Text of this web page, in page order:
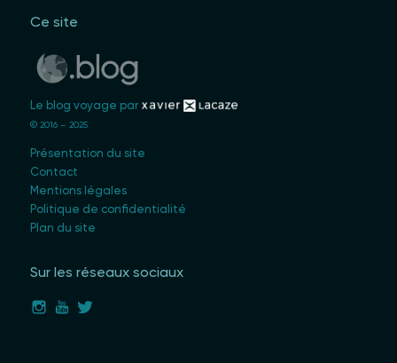
Ce site
Le blog voyage par
© 2016 – 2025
Présentation du site
Contact
Mentions légales
Politique de confidentialité
Plan du site
Sur les réseaux sociaux